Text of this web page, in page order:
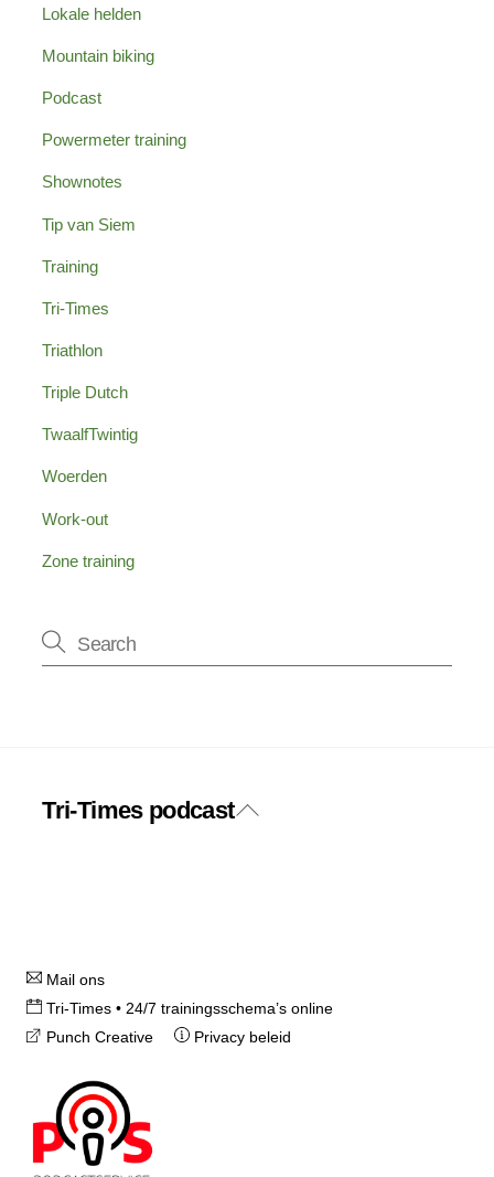
Lokale helden
Mountain biking
Podcast
Powermeter training
Shownotes
Tip van Siem
Training
Tri-Times
Triathlon
Triple Dutch
TwaalfTwintig
Woerden
Work-out
Zone training
Back
Tri-Times podcastTwitter
Mail ons
Tri-Times • 24/7 trainingsschema’s online
Punch Creative
Privacy beleid